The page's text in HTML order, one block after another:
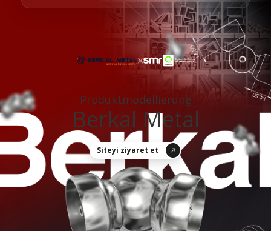
×
Produktmodellierung
Berkal Metal
Siteyi ziyaret et